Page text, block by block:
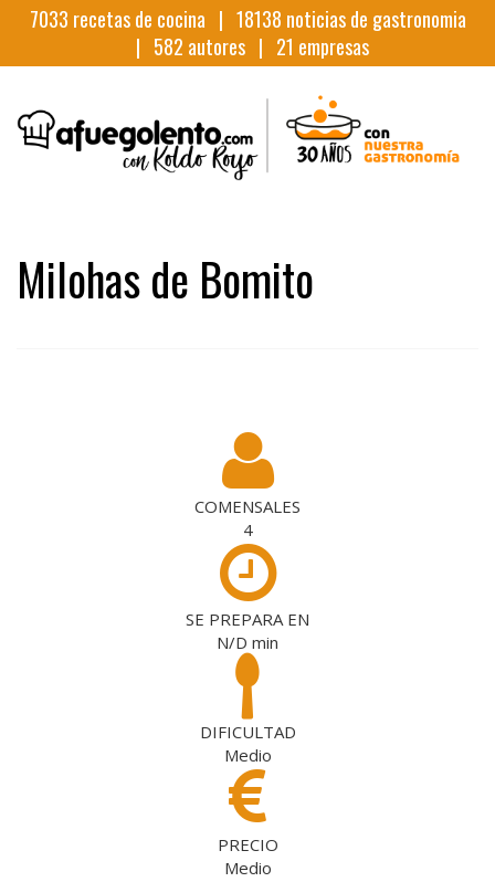
7033 recetas de cocina | 18138 noticias de gastronomia
| 582 autores | 21 empresas
Milohas de Bomito
COMENSALES
4
SE PREPARA EN
N/D min
DIFICULTAD
Medio
PRECIO
Medio